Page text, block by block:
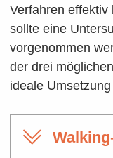
Verfahren effektiv
sollte eine
vorgenommen
der drei
ideale